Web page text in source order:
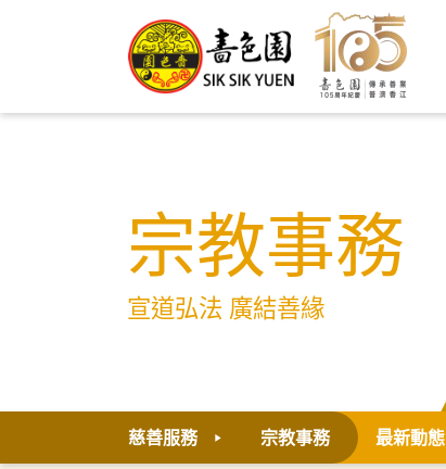
宗教事務
宣道弘法 廣結善緣
慈善服務 宗教事務 最新動態